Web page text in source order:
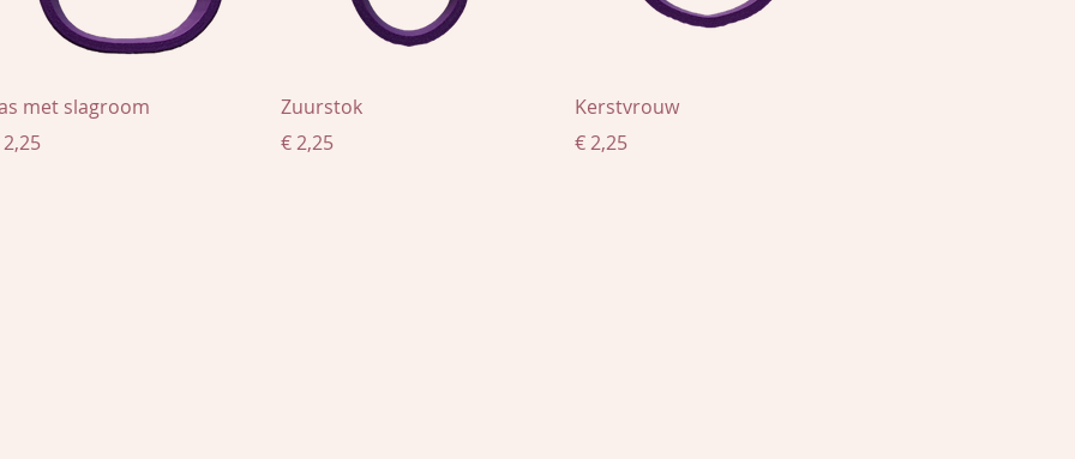
Snel overzicht
met slagroom
Snel overzicht
Zuurstok
Prijs
€ 2,25
Snel overzicht
Kerstvrouw
Prijs
€ 2,25